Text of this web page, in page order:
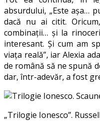
absurdului, „Este așa…
dacă nu ai citit.
combinații… și la
interesant. Și cum am
viața reală”, iar Alexia
de română să ne spună
dar, într-adevăr, a fost
„Trilogie Ionesco”.